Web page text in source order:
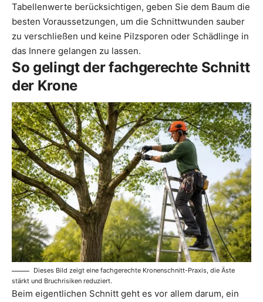
Tabellenwerte berücksichtigen, geben Sie dem Baum die
besten Voraussetzungen, um die Schnittwunden sauber
zu verschließen und keine Pilzsporen oder Schädlinge in
das Innere gelangen zu lassen.
So gelingt der fachgerechte Schnitt
der Krone
Dieses Bild zeigt eine fachgerechte Kronenschnitt-Praxis, die Äste
stärkt und Bruchrisiken reduziert.
Beim eigentlichen Schnitt geht es vor allem darum, ein